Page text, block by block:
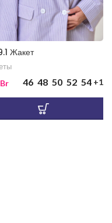
Жакет
Br 46 48 50 52 54 +1